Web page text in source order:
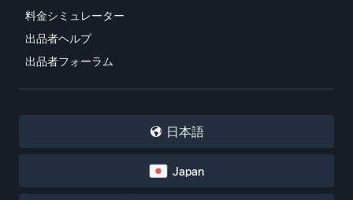
料金シミュレーター
出品者ヘルプ
出品者フォーラム
日本語
Japan